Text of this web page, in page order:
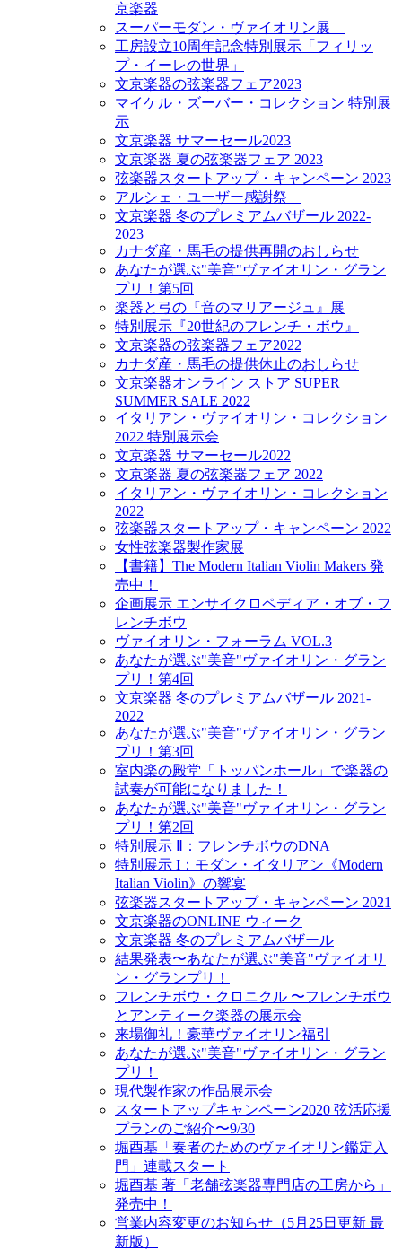
京楽器
スーパーモダン・ヴァイオリン展
工房設立10周年記念特別展示「フィリッ
プ・イーレの世界」
文京楽器の弦楽器フェア2023
マイケル・ズーバー・コレクション 特別展
示
文京楽器 サマーセール2023
文京楽器 夏の弦楽器フェア 2023
弦楽器スタートアップ・キャンペーン 2023
アルシェ・ユーザー感謝祭
文京楽器 冬のプレミアムバザール 2022-
2023
カナダ産・馬毛の提供再開のおしらせ
あなたが選ぶ"美音"ヴァイオリン・グラン
プリ！第5回
楽器と弓の『音のマリアージュ』展
特別展示『20世紀のフレンチ・ボウ』
文京楽器の弦楽器フェア2022
カナダ産・馬毛の提供休止のおしらせ
文京楽器オンライン ストア SUPER
SUMMER SALE 2022
イタリアン・ヴァイオリン・コレクション
2022 特別展示会
文京楽器 サマーセール2022
文京楽器 夏の弦楽器フェア 2022
イタリアン・ヴァイオリン・コレクション
2022
弦楽器スタートアップ・キャンペーン 2022
女性弦楽器製作家展
【書籍】The Modern Italian Violin Makers 発
売中！
企画展示 エンサイクロペディア・オブ・フ
レンチボウ
ヴァイオリン・フォーラム VOL.3
あなたが選ぶ"美音"ヴァイオリン・グラン
プリ！第4回
文京楽器 冬のプレミアムバザール 2021-
2022
あなたが選ぶ"美音"ヴァイオリン・グラン
プリ！第3回
室内楽の殿堂「トッパンホール」で楽器の
試奏が可能になりました！
あなたが選ぶ"美音"ヴァイオリン・グラン
プリ！第2回
特別展示 Ⅱ：フレンチボウのDNA
特別展示 I：モダン・イタリアン《Modern
Italian Violin》の響宴
弦楽器スタートアップ・キャンペーン 2021
文京楽器のONLINE ウィーク
文京楽器 冬のプレミアムバザール
結果発表〜あなたが選ぶ"美音"ヴァイオリ
ン・グランプリ！
フレンチボウ・クロニクル 〜フレンチボウ
とアンティーク楽器の展示会
来場御礼！豪華ヴァイオリン福引
あなたが選ぶ"美音"ヴァイオリン・グラン
プリ！
現代製作家の作品展示会
スタートアップキャンペーン2020 弦活応援
プランのご紹介〜9/30
堀酉基「奏者のためのヴァイオリン鑑定入
門」連載スタート
堀酉基 著「老舗弦楽器専門店の工房から」
発売中！
営業内容変更のお知らせ（5月25日更新 最
新版）